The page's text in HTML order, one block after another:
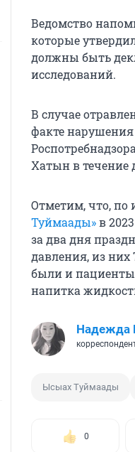
Ведомство
которые
должны быть
исследований.
В случае
факте
Хатын в течение
Отметим, что, по
Туймаады»в
за два дня
давления, из них
были и
напитка
Надежда
Ысыах Туймаады
0